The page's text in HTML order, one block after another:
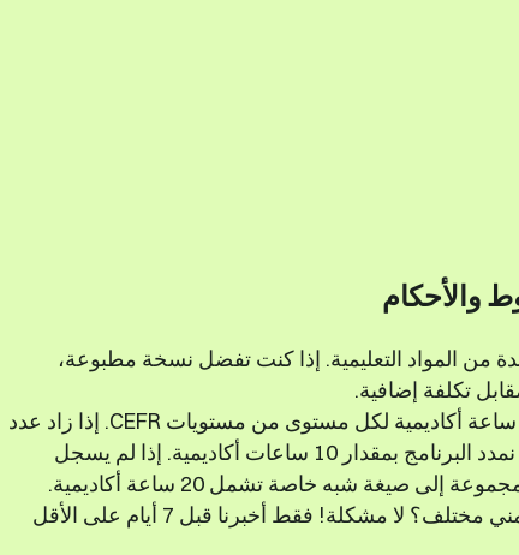
والأحكام
من المواد التعليمية. إذا كنت تفضل نسخة مطبوعة،
تكلفة إضافية.
تم تصميم الدروس الجماعية العامة لتشمل 30 ساعة أكاديمية لكل مستوى من مستويات CEFR. إذا زاد عدد
الطلاب في المجموعة إلى 5-7 طلاب، فسوف نمدد البرنامج بمقدار 10 ساعات أكاديمية. إذا لم يسجل
صيغة شبه خاصة تشمل 20 ساعة أكاديمية.
هل ترغب في التبديل إلى مجموعة أو جدول زمني مختلف؟ لا مشكلة! فقط أخبرنا قبل 7 أيام على الأقل